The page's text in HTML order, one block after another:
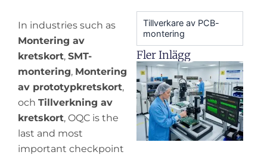
In industries such as
Montering av
kretskort, SMT-
montering, Montering
av prototypkretskort,
och Tillverkning av
kretskort, OQC is the
last and most
important checkpoint
Tillverkare av PCB-
montering
Fler Inlägg